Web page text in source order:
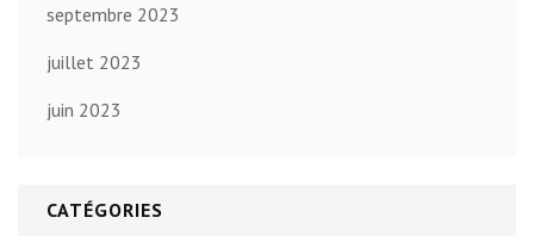
septembre 2023
juillet 2023
juin 2023
CATÉGORIES